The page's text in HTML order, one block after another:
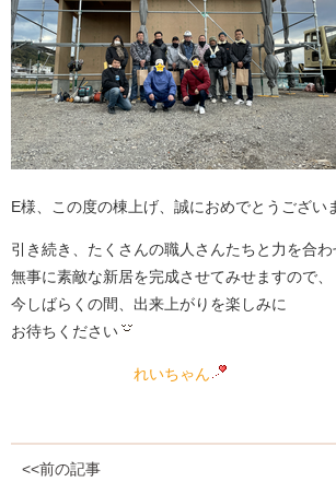
E様、この度の棟上げ、誠におめでとうござい
引き続き、たくさんの職人さんたちと力を合わ
無事に素敵な新居を完成させてみせますので、
今しばらくの間、出来上がりを楽しみに
お待ちください
れいちゃん
<<前の記事